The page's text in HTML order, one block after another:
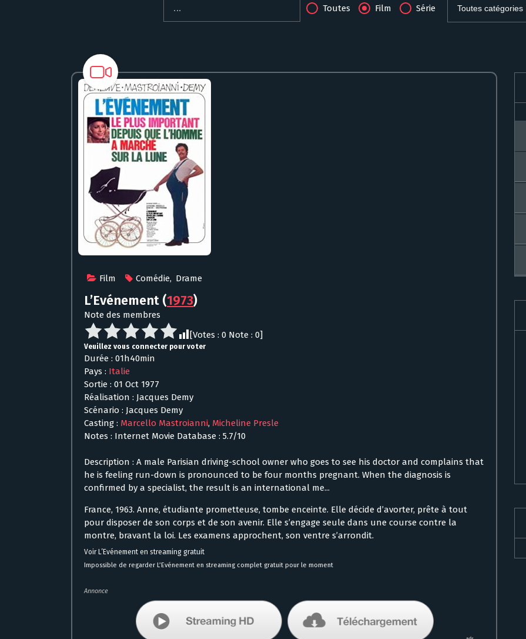
Toutes Film Série
Film Comédie, Drame
L’Evénement (1973)
Note des membres
[Votes : 0 Note : 0]
Veuillez vous connecter pour voter
Durée : 01h40min
Pays : Italie
Sortie : 01 Oct 1977
Réalisation : Jacques Demy
Scénario : Jacques Demy
Casting : Marcello Mastroianni, Micheline Presle
Notes : Internet Movie Database : 5.7/10
Description : A male Parisian driving-school owner who goes to see his doctor and complains that
he is feeling run-down is pronounced to be four months pregnant. When the diagnosis is
confirmed by a specialist, the result is an international me...
France, 1963. Anne, étudiante prometteuse, tombe enceinte. Elle décide d’avorter, prête à tout
pour disposer de son corps et de son avenir. Elle s’engage seule dans une course contre la
montre, bravant la loi. Les examens approchent, son ventre s’arrondit.
Voir L’Evénement en streaming gratuit
Impossible de regarder L’Evénement en streaming complet gratuit pour le moment
Annonce